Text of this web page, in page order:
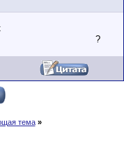
?
тема »